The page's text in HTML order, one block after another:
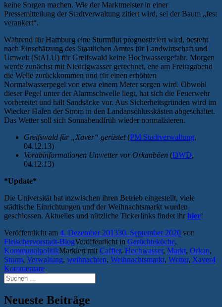
keine Sorgen machen. Wie der Marktmeister in einer
Pressemitteilung der Stadtverwaltung zitiert wird, sei der Baum „fest
verankert“.
Während für Hamburg eine Sturmflut prognostiziert wird, besteht
nach Einschätzung des Staatlichen Amtes für Landwirtschaft und
Umwelt (StALU) für Greifswald keine Hochwassergefahr. Morgen
werde zunächst mit Niedrigwasser gerechnet, ehe am Freitagabend
die Welle zurückkommen und für einen erhöhten
Normalwasserpegel von etwa einem Meter sorgen wird. Obwohl
dieser Pegel unter der Alarmschwelle liegt, hat sich die Feuerwehr
vorbereitet und hält Sandsäcke vor. Aus Sicherheitsgründen wird im
Wiecker Hafen der Strom in den Landanschlusskästen abgeschaltet.
Das Wetter soll sich Sonnabendfrüh wieder normalisieren.
Greifswald für „Xaver“ gerüstet(PM Stadtverwaltung,
04.12.13)
Vorabinformationen Unwetter vor Orkanböen (DWD,
04.12.13)
*Update*
Die Universität hat inzwischen ihren Betrieb eingestellt, viele
städtische Einrichtungen und der Weihnachtsmarkt wurden
geschlossen. Aktuelles und nützliche Tickerlinks findet ihr hier!
Veröffentlicht am 4. Dezember 201330. September 2020 von
Fleischervorstadt-BlogVeröffentlicht in Gerüchteküche,
KommunalpolitikMarkiert mit Caffier, Hochwasser, Markt, Orkan,
Sturm, Verwaltung, weihnachten, Weihnachtsmarkt, Wetter, Xaver4
Kommentare
Suchen
nach:
Neueste Beiträge